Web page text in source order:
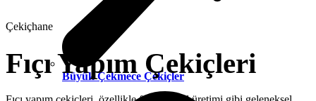
Büyük Çekmece Çekiçler
Çekiçhane
Fıçı Yapım Çekiçleri